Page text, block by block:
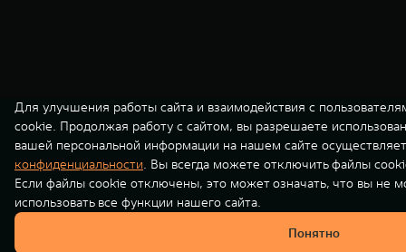
Для улучшения работы сайта и взаимодействия с
cookie. Продолжая работу с сайтом, вы разрешаете
вашей персональной информации на нашем сайте
конфиденциальности. Вы всегда можете отключить файлы
Если файлы cookie отключены, это может означать, что вы не
использовать все функции нашего сайта.
Понятно